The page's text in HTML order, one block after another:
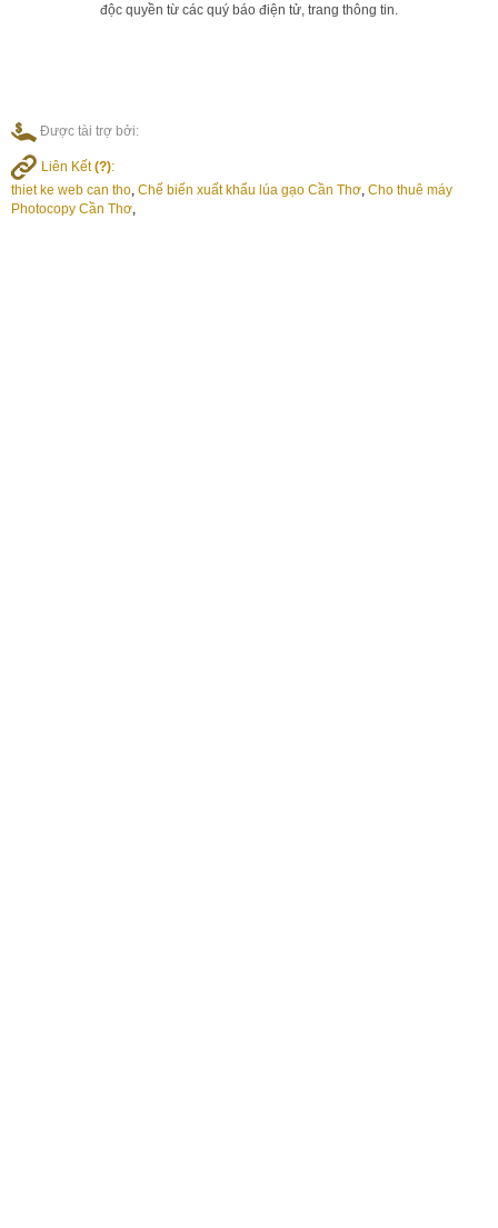
độc quyền từ các quý báo điện tử, trang thông tin.
Được tài trợ bởi:
Liên Kết(?):
thiet ke web can tho, Chế biến xuất khẩu lúa gạo Cần Thơ, Cho thuê máy
Photocopy Cần Thơ,